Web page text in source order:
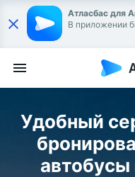
Атласбас для
В приложении
Удобный
автобусы